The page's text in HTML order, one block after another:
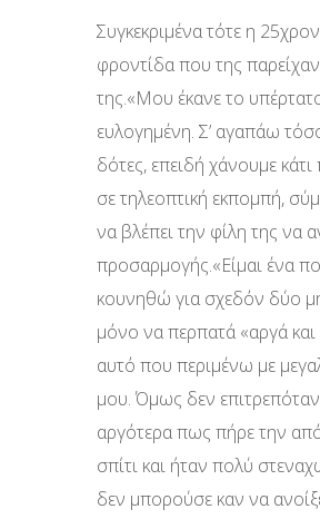
Συγκεκριμένα τότε η
φροντίδα που της
της.«Μου έκανε το
ευλογημένη. Σ’ αγαπάω
δότες, επειδή χάνουμε
σε τηλεοπτική εκπομπή,
να βλέπει την φίλη της να
προσαρμογής.«Είμαι ένα
κουνηθώ για σχεδόν δύο
μόνο να περπατά «αργά
αυτό που περιμένω με
μου. Όμως δεν
αργότερα πως πήρε την
σπίτι και ήταν πολύ
δεν μπορούσε καν να